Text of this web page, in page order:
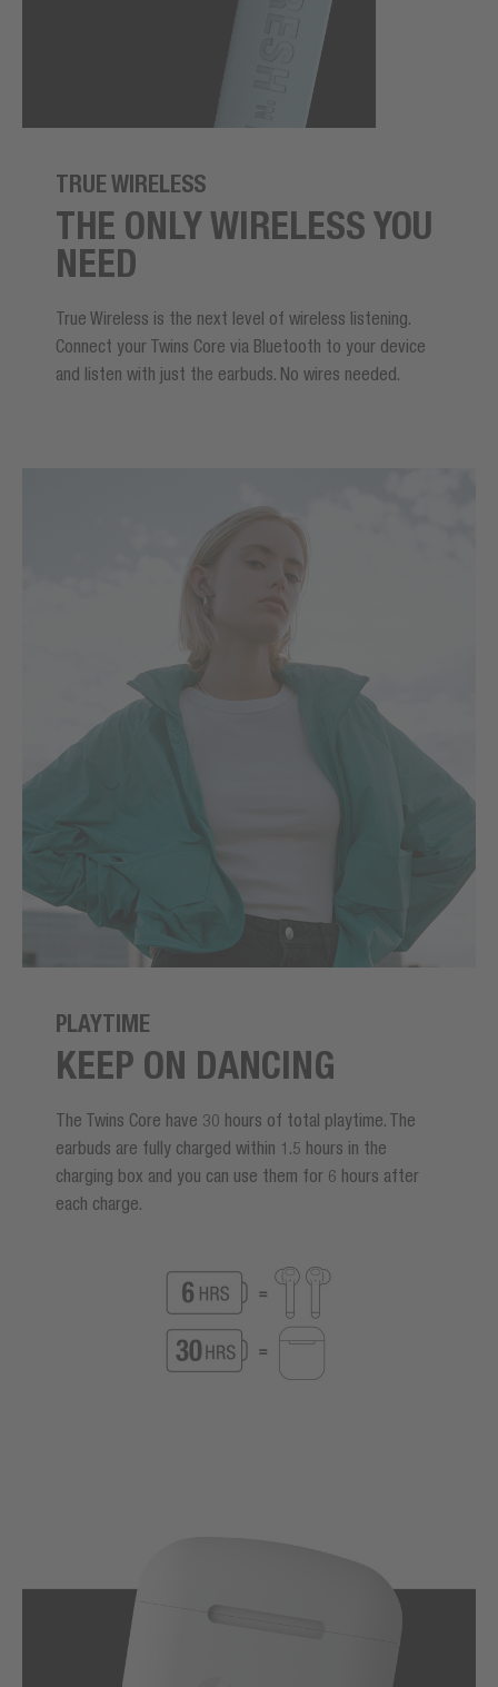
TRUE WIRELESS
THE ONLY WIRELESS YOU
NEED
True Wireless is the next level of wireless listening.
Connect your Twins Core via Bluetooth to your device
and listen with just the earbuds. No wires needed.
PLAYTIME
KEEP ON DANCING
The Twins Core have 30 hours of total playtime. The
earbuds are fully charged within 1.5 hours in the
charging box and you can use them for 6 hours after
each charge.